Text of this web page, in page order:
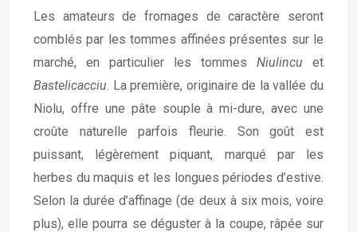
Les amateurs de fromages de caractère seront
comblés par les tommes affinées présentes sur le
marché, en particulier les tommes Niulincu et
Bastelicacciu. La première, originaire de la vallée du
Niolu, offre une pâte souple à mi-dure, avec une
croûte naturelle parfois fleurie. Son goût est
puissant, légèrement piquant, marqué par les
herbes du maquis et les longues périodes d’estive.
Selon la durée d’affinage (de deux à six mois, voire
plus), elle pourra se déguster à la coupe, râpée sur